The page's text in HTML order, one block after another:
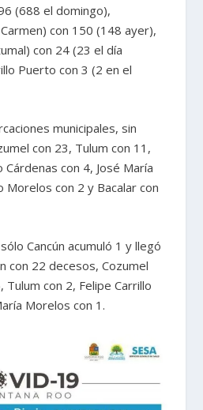
(688 el domingo),
con 150 (148 ayer),
con 24 (23 el día
Puerto con 3 (2 en el
municipales, sin
con 23, Tulum con 11,
con 4, José María
con 2 y Bacalar con
Cancún acumuló 1 y llegó
con 22 decesos, Cozumel
Tulum con 2, Felipe Carrillo
Morelos con 1.